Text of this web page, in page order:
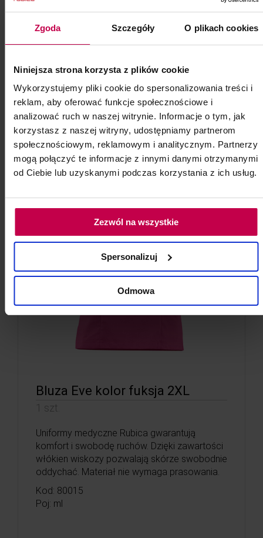
Zgoda Szczegóły O plikach cookies
Niniejsza strona korzysta z plików cookie
Wykorzystujemy pliki cookie do spersonalizowania treści i
reklam, aby oferować funkcje społecznościowe i
analizować ruch w naszej witrynie. Informacje o tym, jak
korzystasz z naszej witryny, udostępniamy partnerom
społecznościowym, reklamowym i analitycznym. Partnerzy
mogą połączyć te informacje z innymi danymi otrzymanymi
od Ciebie lub uzyskanymi podczas korzystania z ich usług.
Zezwól na wszystkie
Spersonalizuj
Odmowa
Poj: ml
119, -59, - zł
do koszyka
Bluza Eve kolor fuksja 2XL
1 szt.
Uniformy medyczne Rubica gwarantują
komfort i swobodę ruchów. Dzięki zawartości
włókien wiskozy pozwalają skórze swobodnie
oddychać. Materiał nie wymaga prasowania.
Kod: 80015
Poj: ml